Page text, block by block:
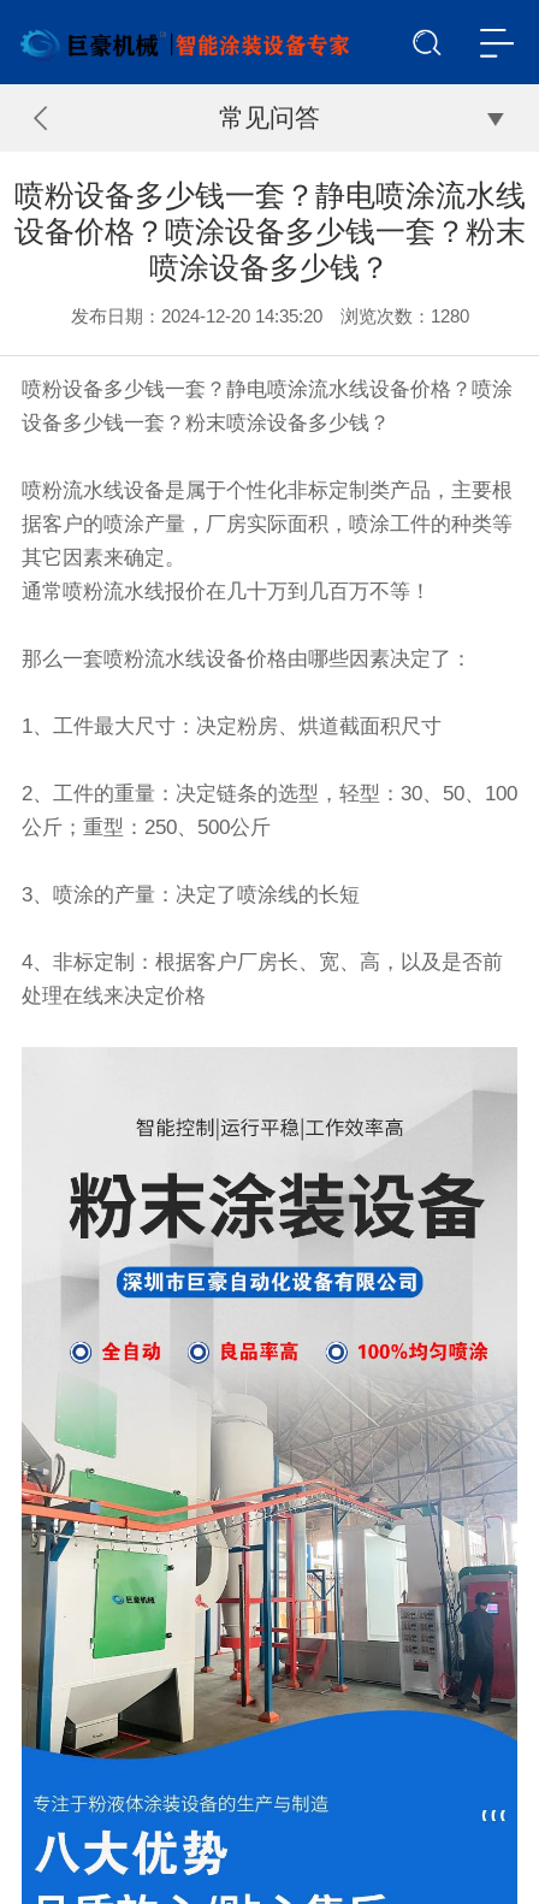
常见问答
喷粉设备多少钱一套？静电喷涂流水线
设备价格？喷涂设备多少钱一套？粉末
喷涂设备多少钱？
发布日期：2024-12-20 14:35:20 浏览次数： 1280
喷粉设备多少钱一套？静电喷涂流水线设备价格？喷涂
设备多少钱一套？粉末喷涂设备多少钱？
喷粉流水线设备是属于个性化非标定制类产品，主要根
据客户的喷涂产量，厂房实际面积，喷涂工件的种类等
其它因素来确定。
通常喷粉流水线报价在几十万到几百万不等！
那么一套喷粉流水线设备价格由哪些因素决定了：
1、工件最大尺寸：决定粉房、烘道截面积尺寸
2、工件的重量：决定链条的选型，轻型：30、50、100
公斤；重型：250、500公斤
3、喷涂的产量：决定了喷涂线的长短
4、非标定制：根据客户厂房长、宽、高，以及是否前
处理在线来决定价格